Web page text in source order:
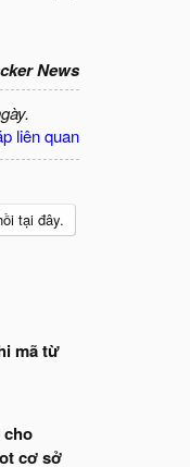
News
liên quan
tại đây.
mã từ
cho
cơ sở